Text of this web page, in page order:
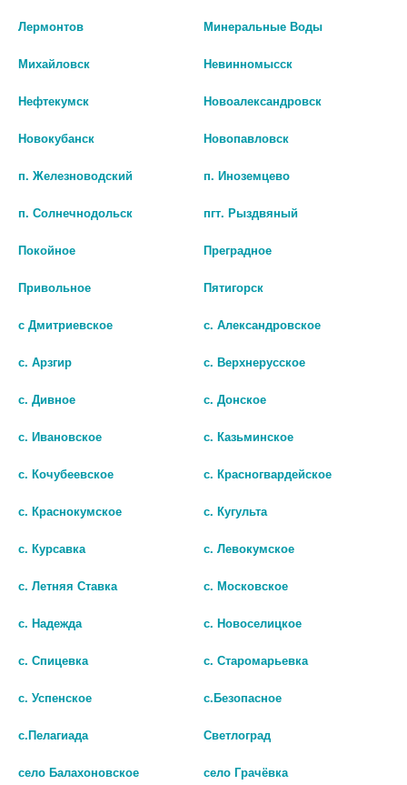
ВИТАФЕРР ЭКСПРЕСС N20
СТИК-ПАКЕТ ПО 1,8Г
1255
ФЕМИВЕЛЛ 1 ВИТАМИНЫ
ДЛЯ БЕРЕМЕННЫХ N30 ТАБЛ
Лермонтов Минеральные Воды
Михайловск Невинномысск
Нефтекумск Новоалександровск
Новокубанск Новопавловск
п. Железноводский п. Иноземцево
п. Солнечнодольск пгт. Рыздвяный
Покойное Преградное
Привольное Пятигорск
с Дмитриевское с. Александровское
с. Арзгир с. Верхнерусское
с. Дивное с. Донское
с. Ивановское с. Казьминское
с. Кочубеевское с. Красногвардейское
с. Краснокумское с. Кугульта
с. Курсавка с. Левокумское
с. Летняя Ставка с. Московское
с. Надежда с. Новоселицкое
с. Спицевка с. Старомарьевка
с. Успенское с.Безопасное
с.Пелагиада Светлоград
село Балахоновское село Грачёвка